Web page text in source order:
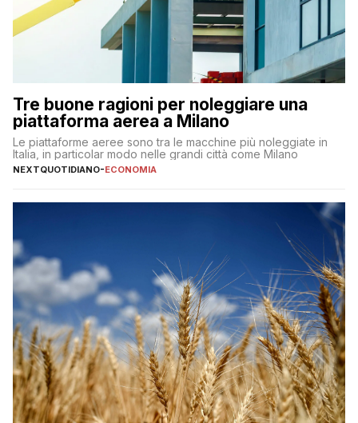
Tre buone ragioni per noleggiare una
piattaforma aerea a Milano
Le piattaforme aeree sono tra le macchine più noleggiate in
Italia, in particolar modo nelle grandi città come Milano
NEXTQUOTIDIANO-ECONOMIA